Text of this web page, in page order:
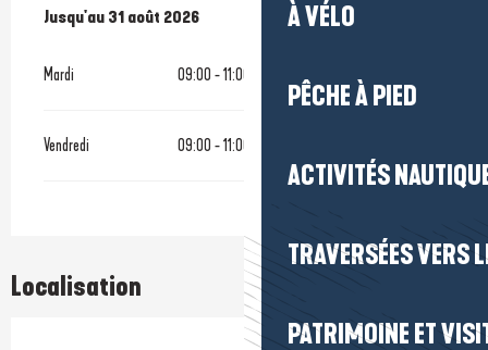
À VÉLO
PÊCHE À PIED
ACTIVITÉS
TRAVERSÉES VERS
PATRIMOINE ET
Du1 juillet 2026 au31 août 2026
Jusqu'au 31 août 2026
Mardi 09:00 - 11:00 14:00 - 16:00
Vendredi 09:00 - 11:00
Localisation